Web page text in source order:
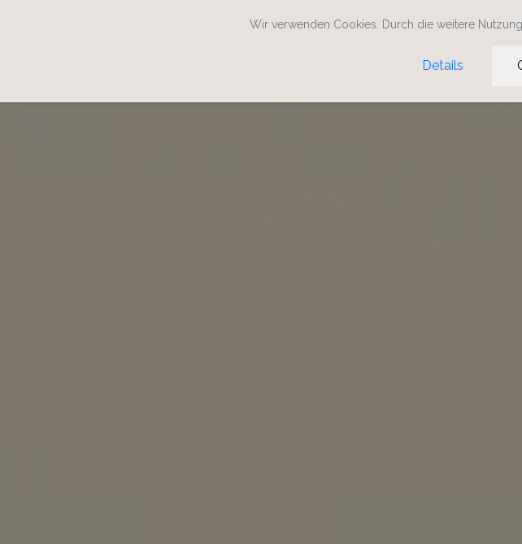
Wir verwenden Cookies. Durch die weitere
Details
SPEISEKARTENWEB